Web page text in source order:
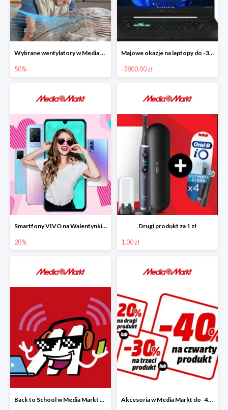
Wybrane wentylatory w Media Markt -50% z wybranymi produktami małego AGD
50%
Majowe okazje na laptopy do -3800 zł
-3800.00 zł
Smartfony VIVO na Walentynki w Media Markt do -20%
20%
Drugi produkt za 1 zł
1.00 zł
Back to School w Media Markt do -50% Akcesoria w Media Markt do -40%